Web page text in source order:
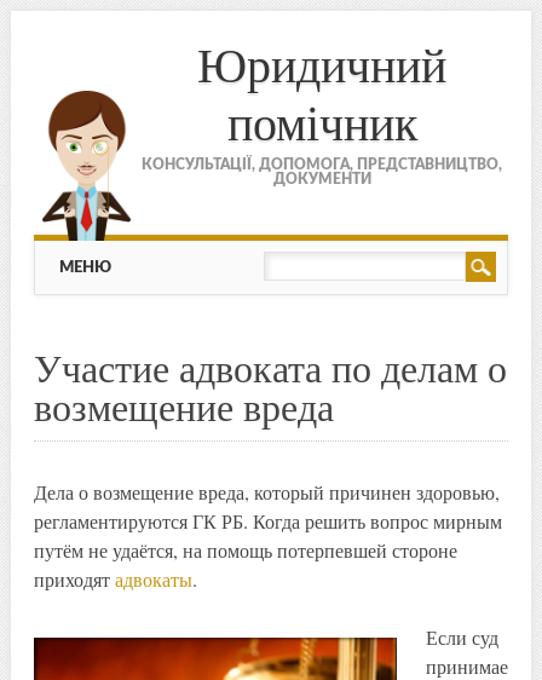
Юридичний
помічник
КОНСУЛЬТАЦІЇ, ДОПОМОГА, ПРЕДСТАВНИЦТВО,
ДОКУМЕНТИ
МЕНЮ
Skip to content
МЕНЮ
Участие адвоката по делам о
возмещение вреда
Дела о возмещение вреда, который причинен здоровью,
регламентируются ГК РБ. Когда решить вопрос мирным
путём не удаётся, на помощь потерпевшей стороне
приходятадвокаты.
Если суд
принимае